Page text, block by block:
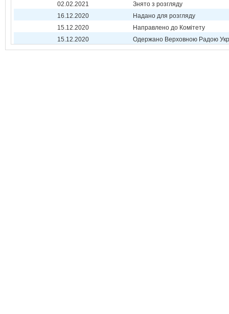
02.02.2021
Знято з розгляду
16.12.2020
Надано для розгляду
15.12.2020
Направлено до Комітету
15.12.2020
Одержано Верховною Радою